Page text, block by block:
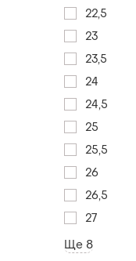
22,5
23
23,5
24
24,5
25
25,5
26
26,5
27
Ще 8